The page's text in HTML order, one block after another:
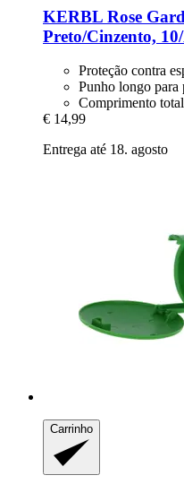
KERBL Rose
Preto/Cinzento,
Proteção contra
Punho longo para
Comprimento
€ 14,99
Entrega até 18. agosto
Carrinho